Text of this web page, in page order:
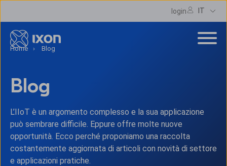
login IT
Home Blog
Blog
L’IIoT è un argomento complesso e la sua applicazione
può sembrare difficile. Eppure offre molte nuove
opportunità. Ecco perché proponiamo una raccolta
costantemente aggiornata di articoli con novità di settore
e applicazioni pratiche.